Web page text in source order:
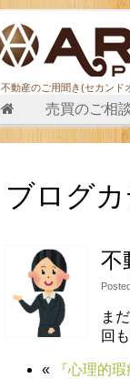
不動産のご用聞き(セカンド
売買のご相
ブログ
不
ま
回
«
『心理的